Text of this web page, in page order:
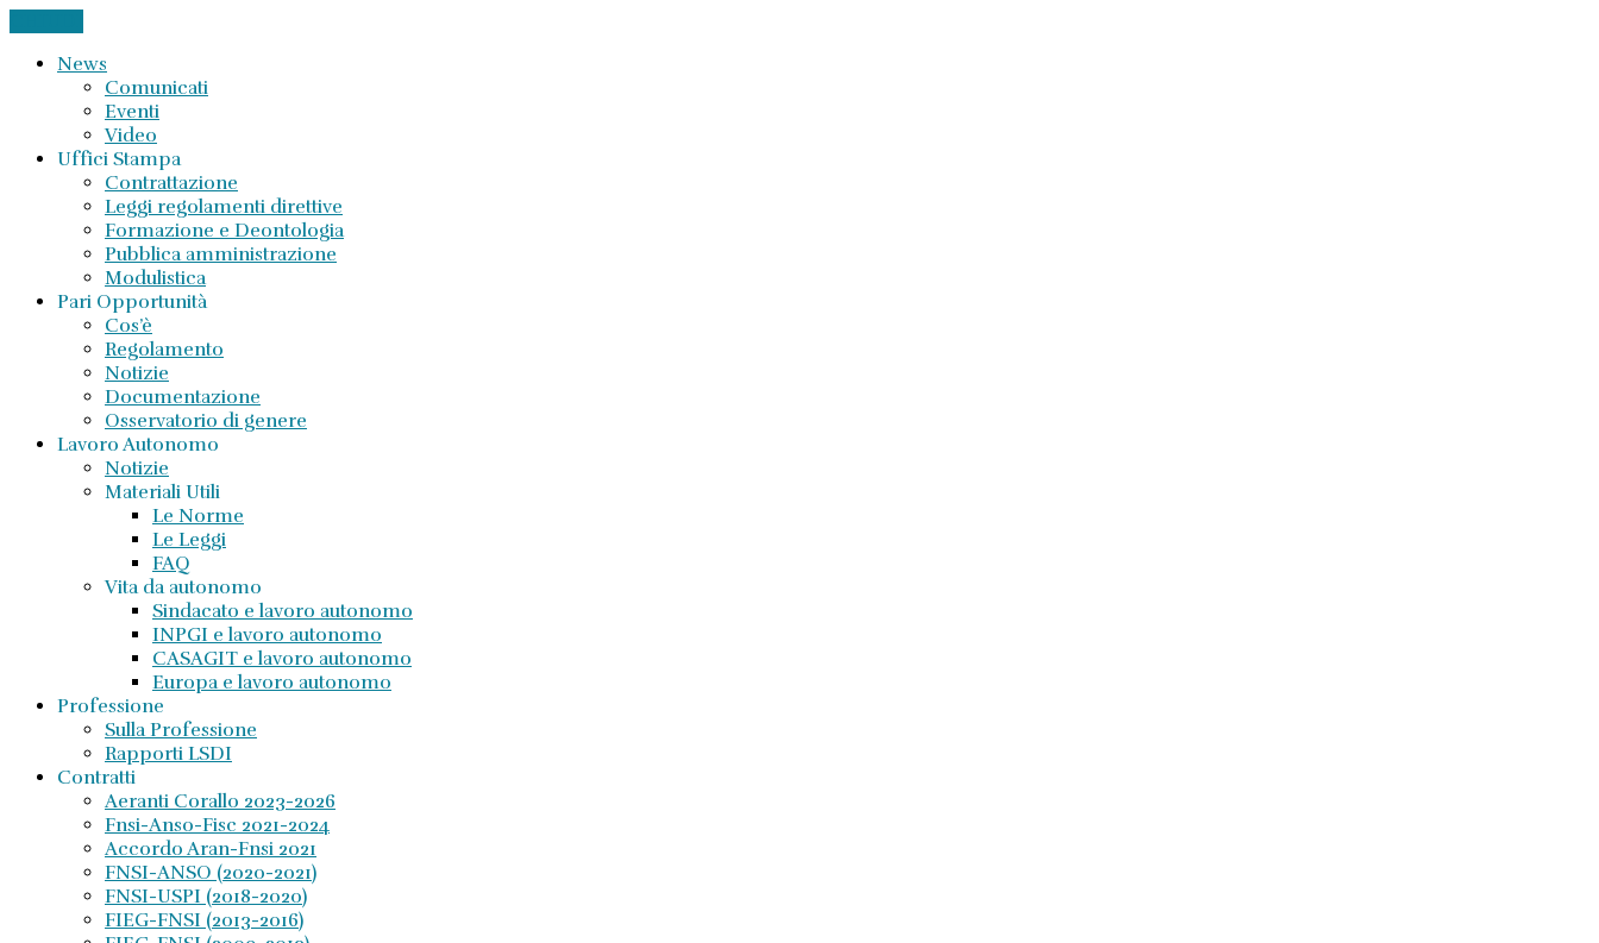
News
Comunicati
Eventi
Video
Uffici Stampa
Contrattazione
Leggi regolamenti direttive
Formazione e Deontologia
Pubblica amministrazione
Modulistica
Pari Opportunità
Cos’è
Regolamento
Notizie
Documentazione
Osservatorio di genere
Lavoro Autonomo
Notizie
Materiali Utili
Le Norme
Le Leggi
FAQ
Vita da autonomo
Sindacato e lavoro autonomo
INPGI e lavoro autonomo
CASAGIT e lavoro autonomo
Europa e lavoro autonomo
Professione
Sulla Professione
Rapporti LSDI
Contratti
Aeranti Corallo 2023-2026
Fnsi-Anso-Fisc 2021-2024
Accordo Aran-Fnsi 2021
FNSI-ANSO (2020-2021)
FNSI-USPI (2018-2020)
FIEG-FNSI (2013-2016)